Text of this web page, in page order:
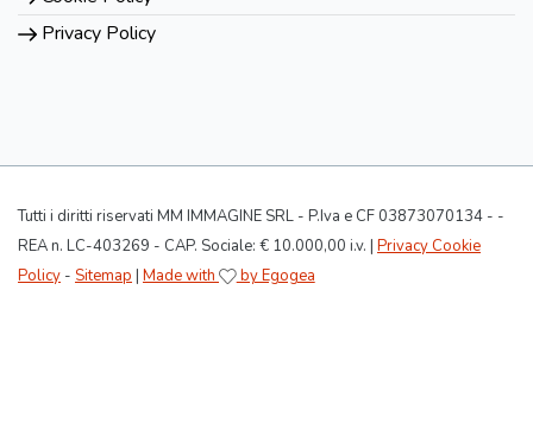
Privacy Policy
Tutti i diritti riservati MM IMMAGINE SRL - P.Iva e CF 03873070134 - -
REA n. LC-403269 - CAP. Sociale: € 10.000,00 i.v. | Privacy Cookie
Policy - Sitemap | Made with by Egogea